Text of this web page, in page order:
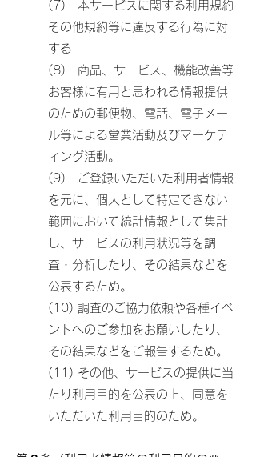
(7) 本サービスに関する利用規約
その他規約等に違反する行為に対
する
(8) 商品、サービス、機能改善等
お客様に有用と思われる情報提供
のための郵便物、電話、電子メー
ル等による営業活動及びマーケテ
ィング活動。
(9) ご登録いただいた利用者情報
を元に、個人として特定できない
範囲において統計情報として集計
し、サービスの利用状況等を調
査・分析したり、その結果などを
公表するため。
(10) 調査のご協力依頼や各種イベ
ントへのご参加をお願いしたり、
その結果などをご報告するため。
(11) その他、サービスの提供に当
たり利用目的を公表の上、同意を
いただいた利用目的のため。